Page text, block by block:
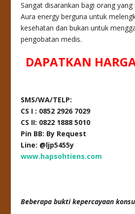
Sangat disarankan bagi orang yang :
Aura energy berguna untuk
kesehatan dan bukan untuk
pengobatan medis.
DAPATKAN
SMS/WA/TELP:
CS I : 0852 2926 7029
CS II: 0822 1888 5010
Pin BB: By Request
Line: @ljp5455y
www.hapsohtiens.com
Beberapa bukti kepercayaan